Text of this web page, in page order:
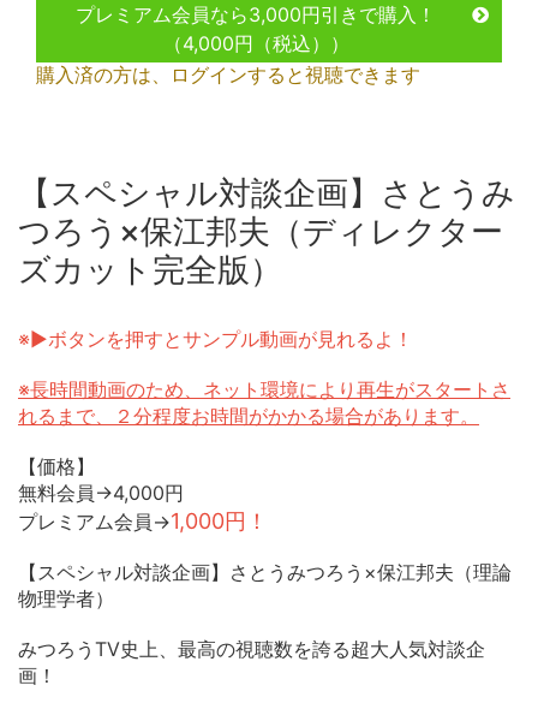
プレミアム会員なら3,000円引きで購入！
（4,000円（税込））
購入済の方は、ログインすると視聴できます
【スペシャル対談企画】さとうみ
つろう×保江邦夫（ディレクター
ズカット完全版）
※▶ボタンを押すとサンプル動画が見れるよ！
※長時間動画のため、ネット環境により再生がスタートさ
れるまで、２分程度お時間がかかる場合があります。
【価格】
無料会員→4,000円
プレミアム会員→1,000円！
【スペシャル対談企画】さとうみつろう×保江邦夫（理論
物理学者）
みつろうTV史上、最高の視聴数を誇る超大人気対談企
画！